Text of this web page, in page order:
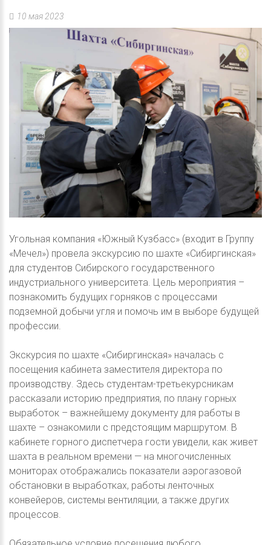
10 мая 2023
Угольная компания «Южный Кузбасс» (входит в Группу
«Мечел») провела экскурсию по шахте «Сибиргинская»
для студентов Сибирского государственного
индустриального университета. Цель мероприятия –
познакомить будущих горняков с процессами
подземной добычи угля и помочь им в выборе будущей
профессии.
Экскурсия по шахте «Сибиргинская» началась с
посещения кабинета заместителя директора по
производству. Здесь студентам-третьекурсникам
рассказали историю предприятия, по плану горных
выработок – важнейшему документу для работы в
шахте – ознакомили с предстоящим маршрутом. В
кабинете горного диспетчера гости увидели, как живет
шахта в реальном времени — на многочисленных
мониторах отображались показатели аэрогазовой
обстановки в выработках, работы ленточных
конвейеров, системы вентиляции, а также других
процессов.